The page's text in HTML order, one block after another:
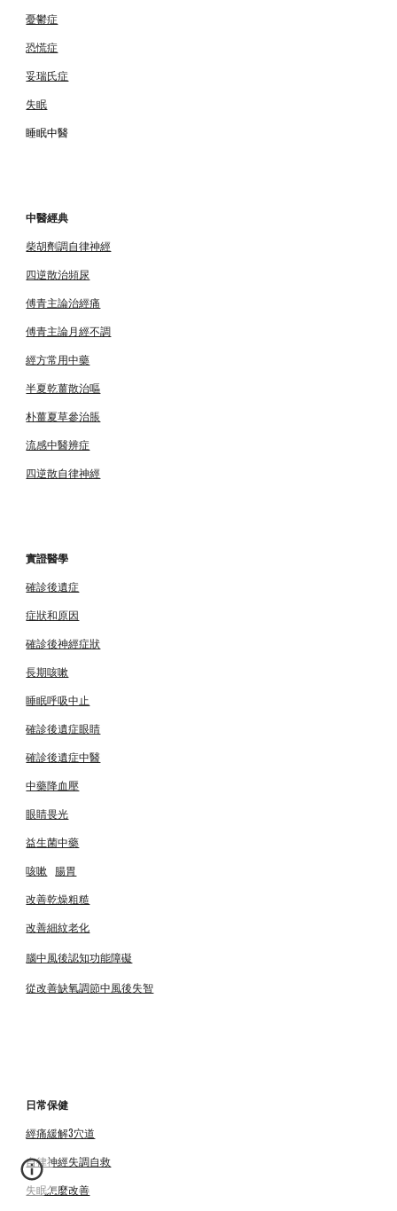
憂鬱症
恐慌症
妥瑞氏症
失眠
睡眠中醫
中醫經典
柴胡劑調自律神經
四逆散治頻尿
傅青主論治經痛
傅青主論月經不調
經方常用中藥
半夏乾薑散治嘔
朴薑夏草參治脹
流感中醫辨症
四逆散自律神經
實證醫學
確診後遺症
症狀和原因
確診後神經症狀
長期咳嗽
睡眠呼吸中止
確診後遺症眼睛
確診後遺症中醫
中藥降血壓
眼睛畏光
益生菌中藥
咳嗽
腸胃
改善乾燥粗糙
改善細紋老化
腦中風後認知功能障礙
從改善缺氧調節中風後失智
日常保健
經痛緩解3穴道
自律神經失調自救
失眠怎麼改善